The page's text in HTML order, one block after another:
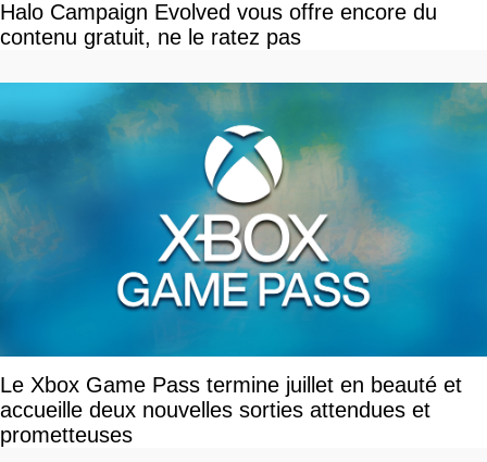
Halo Campaign Evolved vous offre encore du
contenu gratuit, ne le ratez pas
Le Xbox Game Pass termine juillet en beauté et
accueille deux nouvelles sorties attendues et
prometteuses